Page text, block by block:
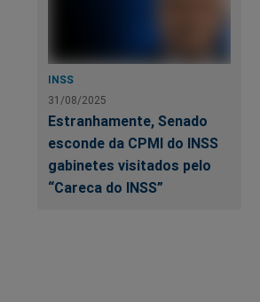
INSS
31/08/2025
Estranhamente, Senado
esconde da CPMI do INSS
gabinetes visitados pelo
“Careca do INSS”